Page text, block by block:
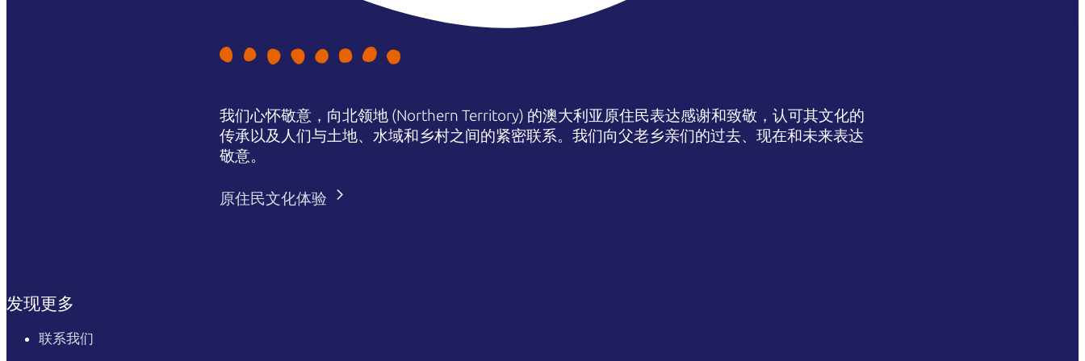
我们心怀敬意，向北领地 (Northern Territory) 的澳大利亚原住民表达感谢和致敬，认可其文化的
传承以及人们与土地、水域和乡村之间的紧密联系。我们向父老乡亲们的过去、现在和未来表达
敬意。
原住民文化体验
发现更多
联系我们